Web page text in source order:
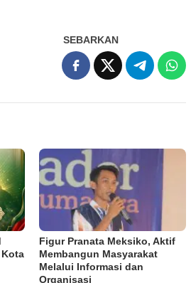
SEBARKAN
Kota
Figur Pranata Meksiko, Aktif
Membangun Masyarakat
Melalui Informasi dan
Organisasi